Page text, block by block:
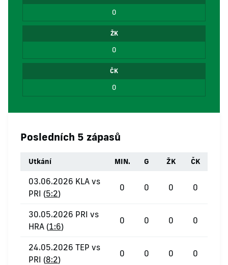
0
ŽK
0
ČK
0
Posledních 5 zápasů
Utkání MIN. G ŽK ČK
03.06.2026 KLA vs
PRI (5:2)
0 0 0 0
30.05.2026 PRI vs
HRA (1:6)
0 0 0 0
24.05.2026 TEP vs
PRI (8:2)
0 0 0 0